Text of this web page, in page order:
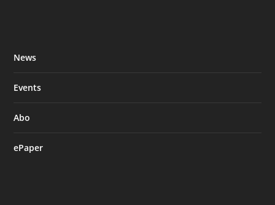
News
Events
Abo
ePaper